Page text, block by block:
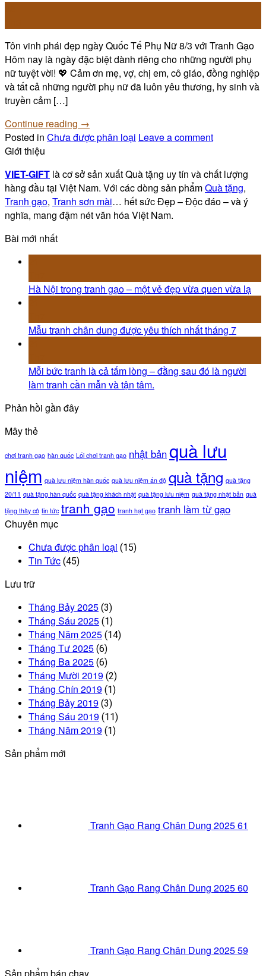
Tôn vinh phái đẹp ngày Quốc Tế Phụ Nữ 8/3 với Tranh Gạo
Hôm nay là ngày đặc biệt dành riêng cho những người phụ
nữ tuyệt vời! 💖 Cảm ơn mẹ, vợ, chị em, cô giáo, đồng nghiệp
và tất cả những người phụ nữ đã luôn yêu thương, hy sinh và
truyền cảm […]
Continue reading →
Posted in Chưa được phân loại Leave a comment
Giới thiệu
VIET-GIFT là cơ sở sản xuất Quà tặng uy tín và chất lượng
hàng đầu tại Việt Nam. Với các dòng sản phẩmQuà tặng,
Tranh gạo, Tranh sơn mài… hết sức Đẹp – Độc đáo – và ý
nghĩa, mang đậm nét văn hóa Việt Nam.
Bài mới nhất
Hà Nội trong tranh gạo – một vẻ đẹp vừa quen vừa lạ
Mẫu tranh chân dung được yêu thích nhất tháng 7
Mỗi bức tranh là cả tấm lòng – đằng sau đó là người
làm tranh cần mẫn và tận tâm.
Phản hồi gần đây
Mây thẻ
chơi tranh gạo hàn quốc Lối chơi tranh gạo nhật bảnquà lưu
niệm quà lưu niệm hàn quốc quà lưu niệm ấn độ quà tặng quà tặng
20/11 quà tặng hàn quốc quà tặng khách nhật quà tặng lưu niệm quà tặng nhật bản quà
tặng thầy cô tin tức tranh gạo tranh hạt gạo tranh làm từ gạo
Chuyên mục
Chưa được phân loại (15)
Tin Tức (45)
Lưu trữ
Tháng Bảy 2025 (3)
Tháng Sáu 2025 (1)
Tháng Năm 2025 (14)
Tháng Tư 2025 (6)
Tháng Ba 2025 (6)
Tháng Mười 2019 (2)
Tháng Chín 2019 (1)
Tháng Bảy 2019 (3)
Tháng Sáu 2019 (11)
Tháng Năm 2019 (1)
Sản phẩm mới
Tranh Gạo Rang Chân Dung 2025 61
Tranh Gạo Rang Chân Dung 2025 60
Tranh Gạo Rang Chân Dung 2025 59